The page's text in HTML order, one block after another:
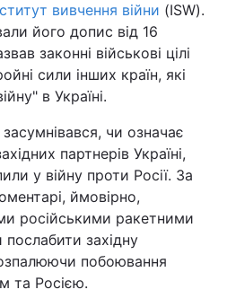
вивчення війни (ISW).
його допис від 16
законні військові цілі
сили інших країн, які
в Україні.
чи означає
партнерів Україні,
у війну проти Росії. За
ймовірно,
російськими ракетними
західну
побоювання
та Росією.